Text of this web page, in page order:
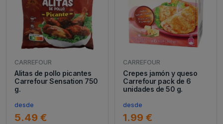
CARREFOUR
Alitas de pollo picantes
Carrefour Sensation 750
g.
desde
5.49 €
CARREFOUR
Crepes jamón y queso
Carrefour pack de 6
unidades de 50 g.
desde
1.99 €